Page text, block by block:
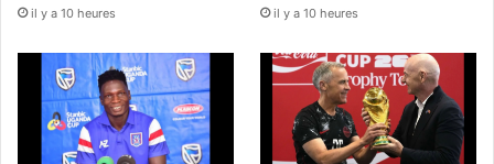
il y a 10 heures il y a 10 heures